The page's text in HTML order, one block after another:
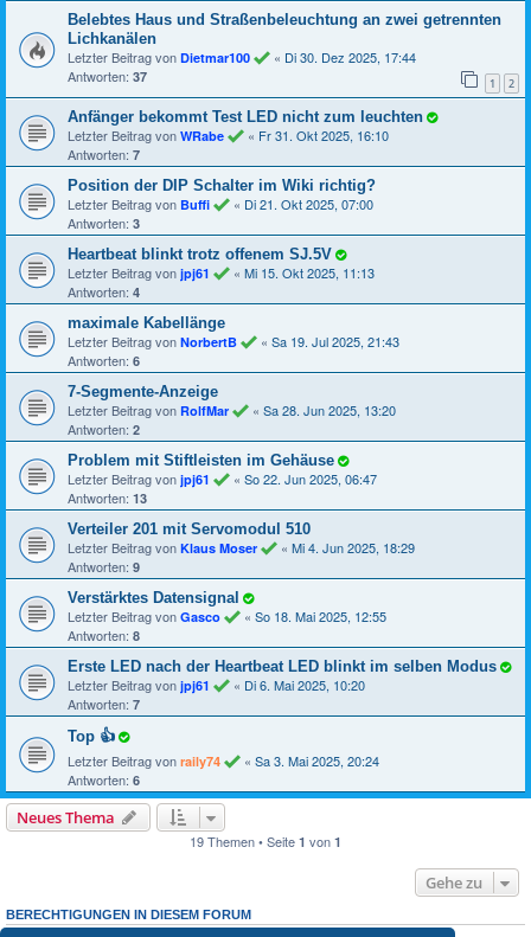
Belebtes Haus und Straßenbeleuchtung an zwei getrennten
Lichkanälen
Letzter Beitrag von Dietmar100 « Di 30. Dez 2025, 17:44
Antworten: 37 1 2
Anfänger bekommt Test LED nicht zum leuchten
Letzter Beitrag von WRabe « Fr 31. Okt 2025, 16:10
Antworten: 7
Position der DIP Schalter im Wiki richtig?
Letzter Beitrag von Buffi « Di 21. Okt 2025, 07:00
Antworten: 3
Heartbeat blinkt trotz offenem SJ.5V
Letzter Beitrag von jpj61 « Mi 15. Okt 2025, 11:13
Antworten: 4
maximale Kabellänge
Letzter Beitrag von NorbertB « Sa 19. Jul 2025, 21:43
Antworten: 6
7-Segmente-Anzeige
Letzter Beitrag von RolfMar « Sa 28. Jun 2025, 13:20
Antworten: 2
Problem mit Stiftleisten im Gehäuse
Letzter Beitrag von jpj61 « So 22. Jun 2025, 06:47
Antworten: 13
Verteiler 201 mit Servomodul 510
Letzter Beitrag von Klaus Moser « Mi 4. Jun 2025, 18:29
Antworten: 9
Verstärktes Datensignal
Letzter Beitrag von Gasco « So 18. Mai 2025, 12:55
Antworten: 8
Erste LED nach der Heartbeat LED blinkt im selben Modus
Letzter Beitrag von jpj61 « Di 6. Mai 2025, 10:20
Antworten: 7
Top 👍
Letzter Beitrag von raily74 « Sa 3. Mai 2025, 20:24
Antworten: 6
Neues Thema
19 Themen • Seite 1 von 1
Gehe zu
BERECHTIGUNGEN IN DIESEM FORUM